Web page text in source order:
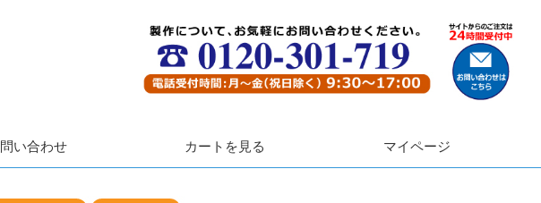
問い合わせ カートを見る マイページ